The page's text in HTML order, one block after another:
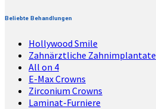
Beliebte Behandlungen
Hollywood Smile
Zahnärztliche Zahnimplantate
All on 4
E-Max Crowns
Zirconium Crowns
Laminat-Furniere